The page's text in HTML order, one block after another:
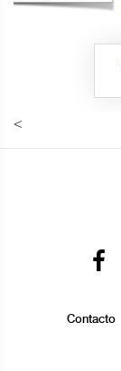
<
Contacto